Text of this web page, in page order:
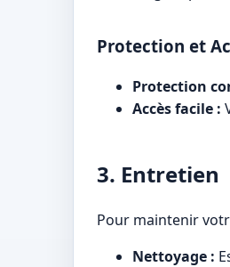
Protection et
Protection
Accès facile :
3. Entretien
Pour maintenir
Nettoyage :